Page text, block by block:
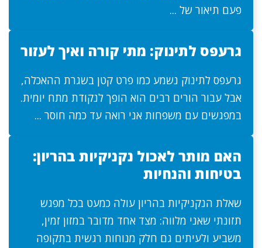
פעם תיאור של ...
גרעפס לתינוק: מתי קורה ואיך לעזור
גרעפס לתינוק נשמע כמו פרט קטן בשגרת ההאכלה,
אבל עבור הורים רבים הוא הופך לנקודת מתח יומית.
במפגשים עם משפחות אני רואה עד כמה חוסר ...
האם מותר לאכול נקניקיות בהריון:
בטיחות והנחיות
שאלת הנקניקיות בהריון עולה כמעט בכל מפגש
תזונתי שאני מלווה: מצד אחד מדובר במזון זמין,
משביע ולעיתים גם חלק מנוחות רגשית בתקופה